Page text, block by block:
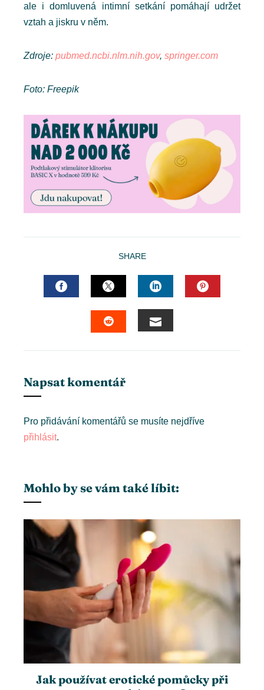
ale i domluvená intimní setkání pomáhají udržet
vztah a jiskru v něm.
Zdroje: pubmed.ncbi.nlm.nih.gov, springer.com
Foto: Freepik
SHARE
FACEBOOKTWITTERLINKEDIN
Napsat komentář
Pro přidávání komentářů se musíte nejdříve
přihlásit.
Mohlo by se vám také líbit:
Jak používat erotické pomůcky při